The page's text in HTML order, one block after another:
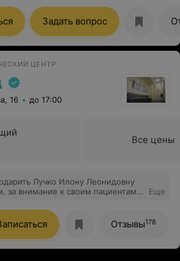
оказанные разьяснения) С уважением к Вам Марта.
Задать вопрос
ЦЕНТР
16 до 17:00
Все цены
Лучко Илону Леонидовну
за внимание к своим пациентам.
Еще
Отзывы178